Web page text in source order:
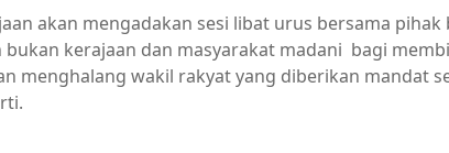
akan mengadakan sesi libat urus bersama
bukan kerajaan dan masyarakat madani bagi
menghalang wakil rakyat yang diberikan mandat